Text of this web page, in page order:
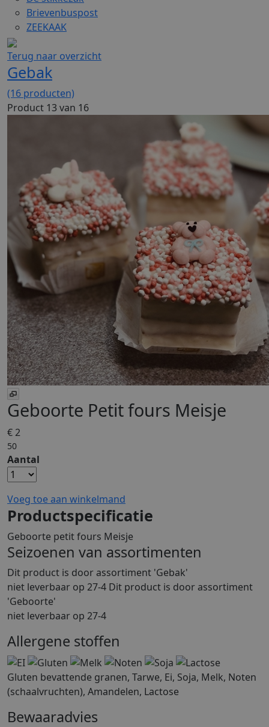
Brievenbuspost
ZEEKAAK
Terug naar overzicht
Gebak
(16 producten)
Product 13 van 16
Geboorte Petit fours Meisje
€ 2
50
Aantal
Voeg toe aan winkelmand
Productspecificatie
Geboorte petit fours Meisje
Seizoenen van assortimenten
Dit product is door assortiment 'Gebak'
niet leverbaar op 27-4 Dit product is door assortiment
'Geboorte'
niet leverbaar op 27-4
Allergene stoffen
Gluten bevattende granen, Tarwe, Ei, Soja, Melk, Noten
(schaalvruchten), Amandelen, Lactose
Bewaaradvies